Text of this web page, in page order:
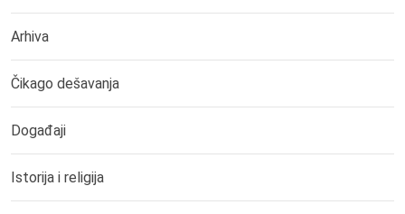
Arhiva
Čikago dešavanja
Događaji
Istorija i religija